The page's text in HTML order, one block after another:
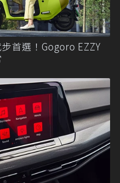
首選！Gogoro EZZY